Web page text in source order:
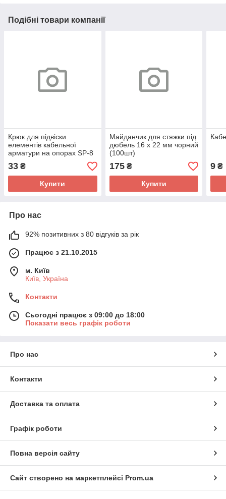
Подібні товари компанії
Крюк для підвіски
елементів кабельної
арматури на опорах SP-8
33 ₴
Купити
Майданчик для стяжки під
дюбель 16 x 22 мм чорний
(100шт)
175₴
Купити
9 ₴
Про нас
92% позитивних з 80 відгуків за рік
Працює з 21.10.2015
м. Київ
Київ, Україна
Контакти
Сьогодні працює з 09:00 до 18:00
Показати весь графік роботи
Про нас
Контакти
Доставка та оплата
Графік роботи
Повна версія сайту
Сайт створено на маркетплейсі Prom.ua